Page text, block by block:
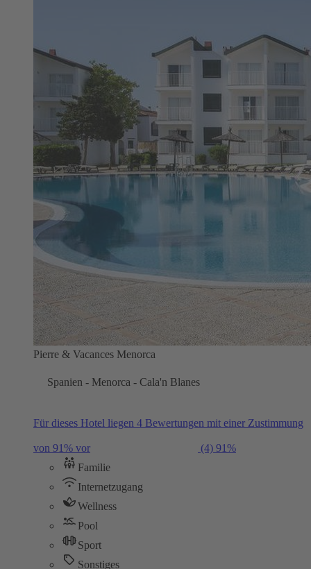
Pierre & Vacances Menorca
Spanien - Menorca - Cala'n Blanes
Für dieses Hotel liegen 4 Bewertungen mit einer Zustimmung
von 91% vor (4) 91%
Familie
Internetzugang
Wellness
Pool
Sport
Sonstiges